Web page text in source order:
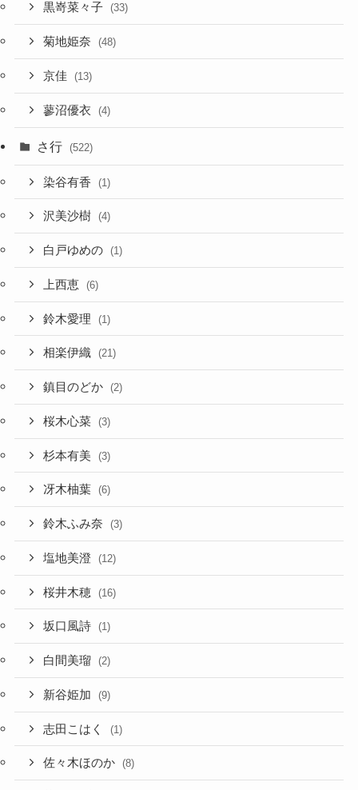
黒嵜菜々子 (33)
菊地姫奈 (48)
京佳 (13)
蓼沼優衣 (4)
さ行 (522)
染谷有香 (1)
沢美沙樹 (4)
白戸ゆめの (1)
上西恵 (6)
鈴木愛理 (1)
相楽伊織 (21)
鎮目のどか (2)
桜木心菜 (3)
杉本有美 (3)
冴木柚葉 (6)
鈴木ふみ奈 (3)
塩地美澄 (12)
桜井木穂 (16)
坂口風詩 (1)
白間美瑠 (2)
新谷姫加 (9)
志田こはく (1)
佐々木ほのか (8)